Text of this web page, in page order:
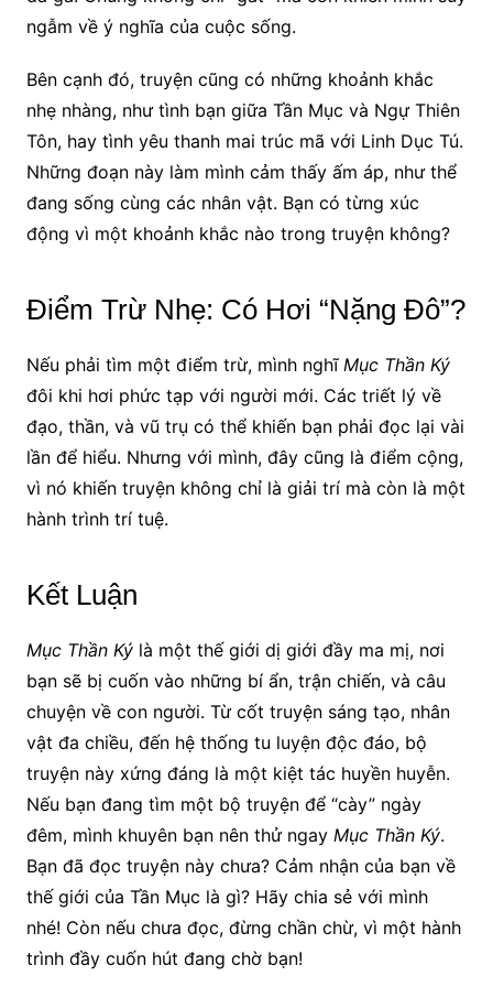
ngẫm về ý nghĩa của cuộc sống.
Bên cạnh đó, truyện cũng có những khoảnh khắc
nhẹ nhàng, như tình bạn giữa Tần Mục và Ngự Thiên
Tôn, hay tình yêu thanh mai trúc mã với Linh Dục Tú.
Những đoạn này làm mình cảm thấy ấm áp, như thể
đang sống cùng các nhân vật. Bạn có từng xúc
động vì một khoảnh khắc nào trong truyện không?
Điểm Trừ Nhẹ: Có Hơi “Nặng Đô”?
Nếu phải tìm một điểm trừ, mình nghĩ Mục Thần Ký
đôi khi hơi phức tạp với người mới. Các triết lý về
đạo, thần, và vũ trụ có thể khiến bạn phải đọc lại vài
lần để hiểu. Nhưng với mình, đây cũng là điểm cộng,
vì nó khiến truyện không chỉ là giải trí mà còn là một
hành trình trí tuệ.
Kết Luận
Mục Thần Kýlà một thế giới dị giới đầy ma mị, nơi
bạn sẽ bị cuốn vào những bí ẩn, trận chiến, và câu
chuyện về con người. Từ cốt truyện sáng tạo, nhân
vật đa chiều, đến hệ thống tu luyện độc đáo, bộ
truyện này xứng đáng là một kiệt tác huyền huyễn.
Nếu bạn đang tìm một bộ truyện để “cày” ngày
đêm, mình khuyên bạn nên thử ngay Mục Thần Ký.
Bạn đã đọc truyện này chưa? Cảm nhận của bạn về
thế giới của Tần Mục là gì? Hãy chia sẻ với mình
nhé! Còn nếu chưa đọc, đừng chần chừ, vì một hành
trình đầy cuốn hút đang chờ bạn!